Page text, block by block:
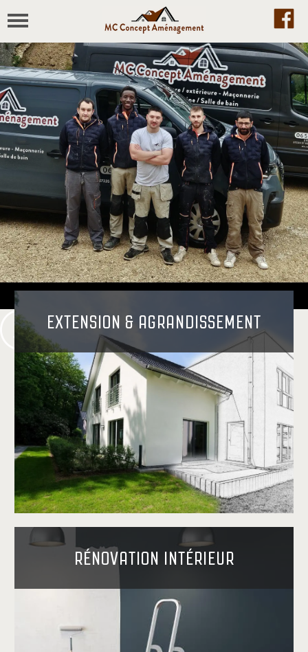
EXTENSION & AGRANDISSEMENT
RÉNOVATION INTÉRIEUR